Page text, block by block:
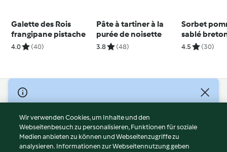
Galette des Rois
frangipane pistache
4.0 (40)
Pâte à tartiner à la
purée de noisette
3.8 (48)
Sorbet
sablé
miel et
4.5 (30)
© Copyright 2026
Nutzungsbedingungen
Datenschutzrichtlinien
Disclaimer
Wir verwenden Cookies, um Inhalte und den
Webseitenbesuch zu personalisieren, Funktionen für soziale
Medien anbieten zu können und Webseitenzugriffe zu
analysieren. Informationen zur Webseitennutzung geben